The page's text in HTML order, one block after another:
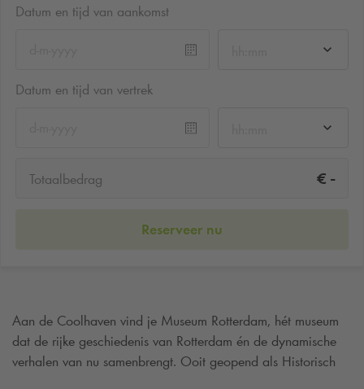
Datum en tijd van aankomst
Datum en tijd van vertrek
Totaalbedrag € -
Reserveer nu
Aan de Coolhaven vind je Museum Rotterdam, hét museum
dat de rijke geschiedenis van Rotterdam én de dynamische
verhalen van nu samenbrengt. Ooit geopend als Historisch